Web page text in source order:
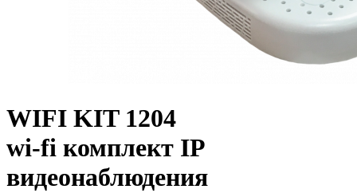
WIFI KIT 1204
wi-fi комплект IP
видеонаблюдения